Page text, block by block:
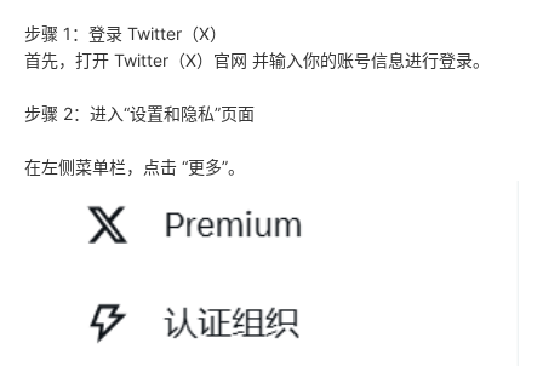
步骤 1：登录 Twitter（X）
首先，打开 Twitter（X）官网 并输入你的账号信息进行登录。
步骤 2：进入“设置和隐私”页面
在左侧菜单栏，点击 “更多”。